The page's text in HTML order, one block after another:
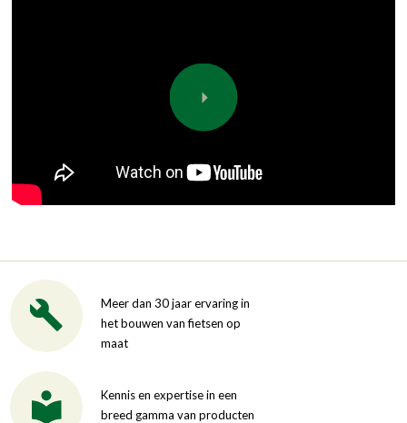
Meer dan 30 jaar ervaring in
het bouwen van fietsen op
maat
Kennis en expertise in een
breed gamma van producten